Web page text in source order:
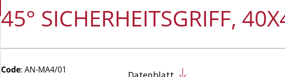
45° SICHERHEITSGRIFF,
Code: AN-MA4/01